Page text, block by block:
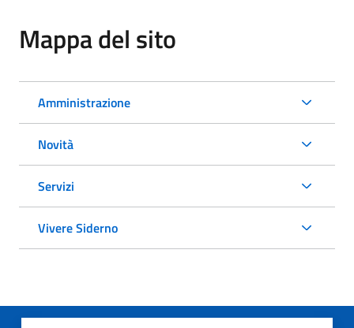
Mappa del sito
Amministrazione
Novità
Servizi
Vivere Siderno